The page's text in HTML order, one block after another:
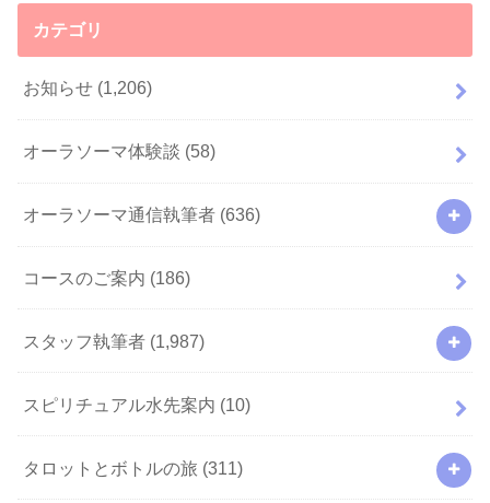
カテゴリ
お知らせ (1,206)
オーラソーマ体験談 (58)
オーラソーマ通信執筆者 (636)
コースのご案内 (186)
スタッフ執筆者 (1,987)
スピリチュアル水先案内 (10)
タロットとボトルの旅 (311)